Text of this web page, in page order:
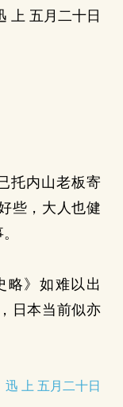
上 五月二十日
托内山老板寄
些，大人也健
》如难以出
日本当前似亦
迅 上 五月二十日